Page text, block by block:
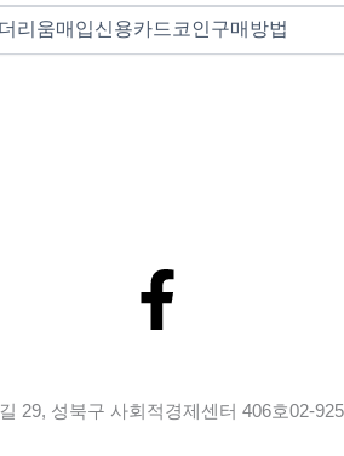
29, 성북구 사회적경제센터 406호02-